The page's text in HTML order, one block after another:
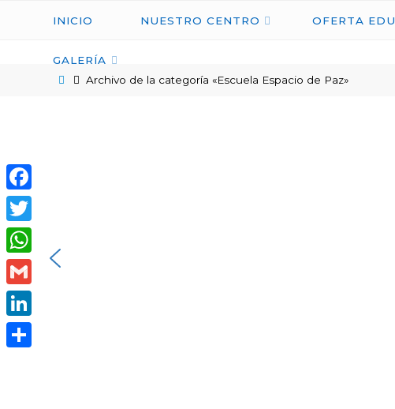
INICIO NUESTRO CENTRO OFERTA
GALERÍA
Archivo de la categoría «Escuela Espacio de Paz»
Facebook
Twitter
WhatsApp
Gmail
LinkedIn